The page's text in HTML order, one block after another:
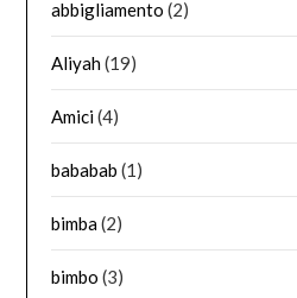
abbigliamento (2)
Aliyah(19)
Amici(4)
bababab (1)
bimba(2)
bimbo (3)